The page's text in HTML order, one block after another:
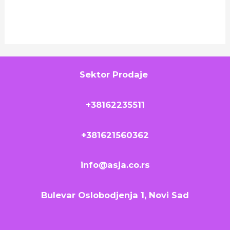
Sektor Prodaje
+38162235511
+381621560362
info@asja.co.rs
Bulevar Oslobodjenja 1, Novi Sad